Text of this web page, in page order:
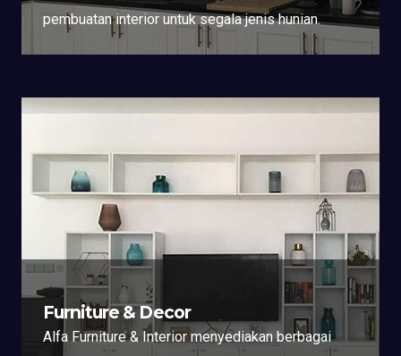
pembuatan interior untuk segala jenis hunian.
Furniture & Decor
Alfa Furniture & Interior menyediakan berbagai